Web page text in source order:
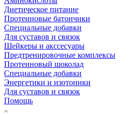
Диетическое питание
Протеиновые батончики
Специальные добавки
Для суставов и связок
Шейкеры и акссесуары
Предтренировочные комплексы
Протеиновый шоколад
Специальные добавки
Энергетики и изотоники
Для суставов и связок
Помощь